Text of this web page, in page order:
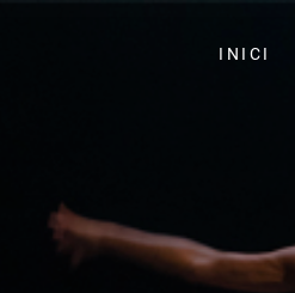
INICI